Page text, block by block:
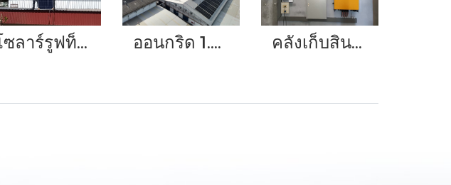
โซลาร์รูฟท็อป 5 กิโลวัตต์ ออนกริด 1.3 เมกะวัตต์ คลังเก็บสินค้าจังหวัดสงขลา กับระบบออนกริดขนาด 50 กิโลวัตต์